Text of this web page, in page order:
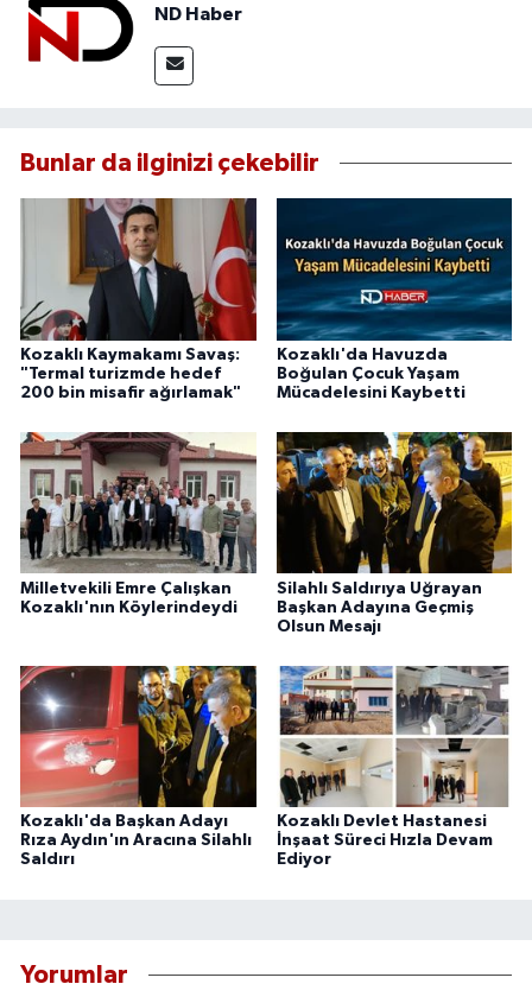
ND Haber
Bunlar da ilginizi çekebilir
Kozaklı Kaymakamı Savaş:
"Termal turizmde hedef
200 bin misafir ağırlamak"
Kozaklı'da Havuzda
Boğulan Çocuk Yaşam
Mücadelesini Kaybetti
Milletvekili Emre Çalışkan
Kozaklı'nın Köylerindeydi
Silahlı Saldırıya Uğrayan
Başkan Adayına Geçmiş
Olsun Mesajı
Kozaklı'da Başkan Adayı
Rıza Aydın'ın Aracına Silahlı
Saldırı
Kozaklı Devlet Hastanesi
İnşaat Süreci Hızla Devam
Ediyor
Yorumlar